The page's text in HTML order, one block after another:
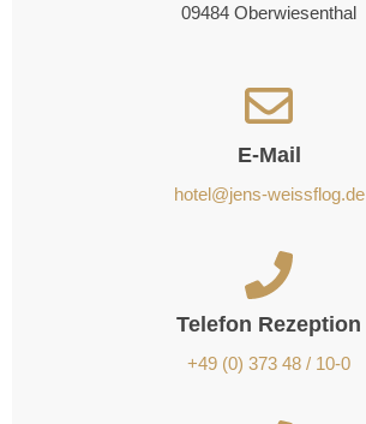
09484 Oberwiesenthal
E-Mail
hotel@jens-weissflog.de
Telefon Rezeption
+49 (0) 373 48 / 10-0